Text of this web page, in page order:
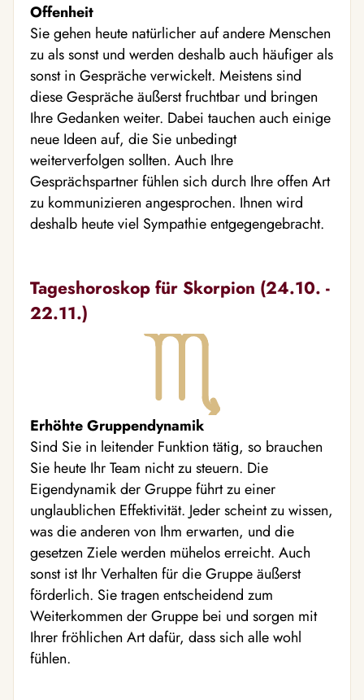
Offenheit
Sie gehen heute natürlicher auf andere Menschen
zu als sonst und werden deshalb auch häufiger als
sonst in Gespräche verwickelt. Meistens sind
diese Gespräche äußerst fruchtbar und bringen
Ihre Gedanken weiter. Dabei tauchen auch einige
neue Ideen auf, die Sie unbedingt
weiterverfolgen sollten. Auch Ihre
Gesprächspartner fühlen sich durch Ihre offen Art
zu kommunizieren angesprochen. Ihnen wird
deshalb heute viel Sympathie entgegengebracht.
Tageshoroskop für Skorpion (24.10. -
22.11.)
Erhöhte Gruppendynamik
Sind Sie in leitender Funktion tätig, so brauchen
Sie heute Ihr Team nicht zu steuern. Die
Eigendynamik der Gruppe führt zu einer
unglaublichen Effektivität. Jeder scheint zu wissen,
was die anderen von Ihm erwarten, und die
gesetzen Ziele werden mühelos erreicht. Auch
sonst ist Ihr Verhalten für die Gruppe äußerst
förderlich. Sie tragen entscheidend zum
Weiterkommen der Gruppe bei und sorgen mit
Ihrer fröhlichen Art dafür, dass sich alle wohl
fühlen.